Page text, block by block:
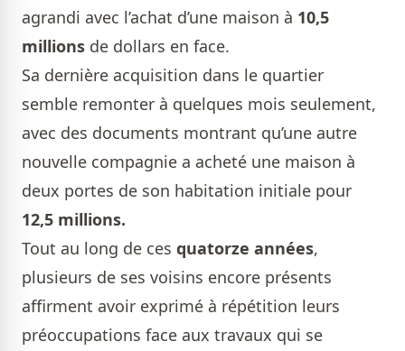
agrandi avec l’achat d’une maison à 10,5
millions de dollars en face.
Sa dernière acquisition dans le quartier
semble remonter à quelques mois seulement,
avec des documents montrant qu’une autre
nouvelle compagnie a acheté une maison à
deux portes de son habitation initiale pour
12,5 millions.
Tout au long de ces quatorze années,
plusieurs de ses voisins encore présents
affirment avoir exprimé à répétition leurs
préoccupations face aux travaux qui se